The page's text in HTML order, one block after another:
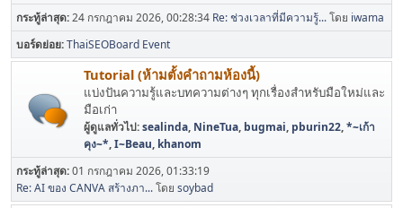
กระทู้ล่าสุด:24 กรกฎาคม 2026, 00:28:34 Re: ช่วงเวลาที่มีความรู้...โดย iwama
บอร์ดย่อย ThaiSEOBoard Event
Tutorial (ห้ามตั้งคำถามห้องนี้)
แบ่งปันความรู้และบทความต่างๆ ทุกเรื่องสำหรับมือใหม่และ
มือเก่า
ผู้ดูแลทั่วไป:sealinda, NineTua, bugmai, pburin22,*~เก้า
คุง~*,I~Beau, khanom
กระทู้ล่าสุด:01 กรกฎาคม 2026, 01:33:19
Re: AI ของ CANVA สร้างภา...โดย soybad